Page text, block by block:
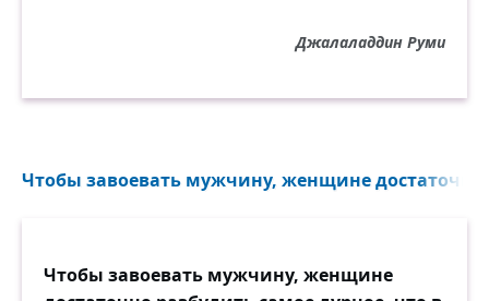
Джалаладдин Руми
Чтобы завоевать мужчину, женщине достаточно
Чтобы завоевать мужчину, женщине